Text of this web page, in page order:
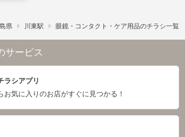
県 川東駅 眼鏡・コンタクト・ケア用品のチラシ一覧
サービス
ラシアプリ
お気に入りのお店がすぐに見つかる！